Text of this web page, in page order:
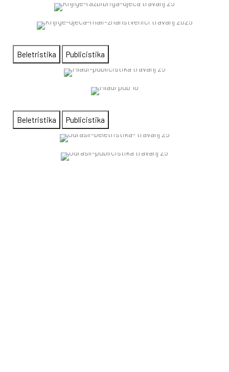
Beletristika Publicistika
Beletristika Publicistika